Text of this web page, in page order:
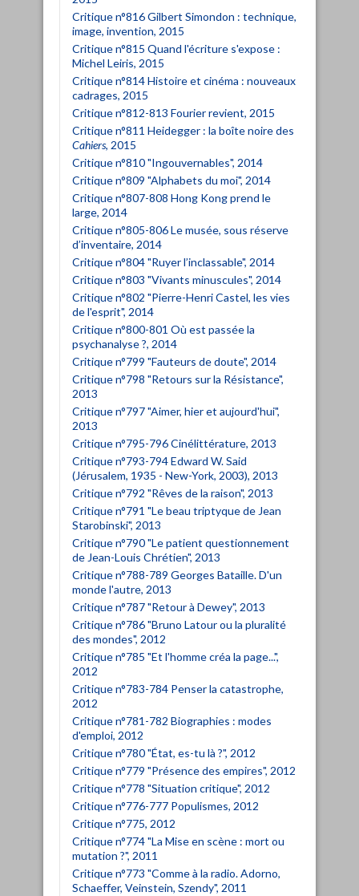
Critique n°816 Gilbert Simondon : technique,
image, invention, 2015
Critique n°815 Quand l'écriture s'expose :
Michel Leiris, 2015
Critique n°814 Histoire et cinéma : nouveaux
cadrages, 2015
Critique n°812-813 Fourier revient, 2015
Critique n°811 Heidegger : la boîte noire des
Cahiers, 2015
Critique n°810 "Ingouvernables", 2014
Critique n°809 "Alphabets du moi", 2014
Critique n°807-808 Hong Kong prend le
large, 2014
Critique n°805-806 Le musée, sous réserve
d’inventaire, 2014
Critique n°804 "Ruyer l’inclassable", 2014
Critique n°803 "Vivants minuscules", 2014
Critique n°802 "Pierre-Henri Castel, les vies
de l'esprit", 2014
Critique n°800-801 Où est passée la
psychanalyse ?, 2014
Critique n°799 "Fauteurs de doute", 2014
Critique n°798 "Retours sur la Résistance",
2013
Critique n°797 "Aimer, hier et aujourd'hui",
2013
Critique n°795-796 Cinélittérature, 2013
Critique n°793-794 Edward W. Said
(Jérusalem, 1935 - New-York, 2003), 2013
Critique n°792 "Rêves de la raison", 2013
Critique n°791 "Le beau triptyque de Jean
Starobinski", 2013
Critique n°790 "Le patient questionnement
de Jean-Louis Chrétien", 2013
Critique n°788-789 Georges Bataille. D'un
monde l'autre, 2013
Critique n°787 "Retour à Dewey", 2013
Critique n°786 "Bruno Latour ou la pluralité
des mondes", 2012
Critique n°785 "Et l'homme créa la page...",
2012
Critique n°783-784 Penser la catastrophe,
2012
Critique n°781-782 Biographies : modes
d'emploi, 2012
Critique n°780 "État, es-tu là ?", 2012
Critique n°779 "Présence des empires", 2012
Critique n°778 "Situation critique", 2012
Critique n°776-777 Populismes, 2012
Critique n°775, 2012
Critique n°774 "La Mise en scène : mort ou
mutation ?", 2011
Critique n°773 "Comme à la radio. Adorno,
Schaeffer, Veinstein, Szendy", 2011